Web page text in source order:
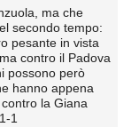
ma che
secondo tempo:
pesante in vista
contro il Padova
possono però
hanno appena
la Giana
1